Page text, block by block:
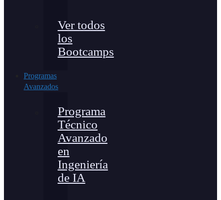
Ver todos
los
Bootcamps
Programas
Avanzados
Programa
Técnico
Avanzado
en
Ingeniería
de IA